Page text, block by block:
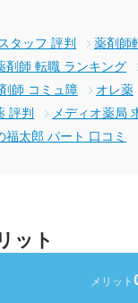
タッフ 評判 薬剤師
剤師 転職 ランキング
師 コミュ障 オレ薬
評判 メディオ薬局
福太郎 パート 口コミ
ット
メリット